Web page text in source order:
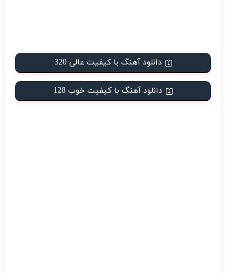
دانلود آهنگ با کیفیت عالی 320
دانلود آهنگ با کیفیت خوب 128